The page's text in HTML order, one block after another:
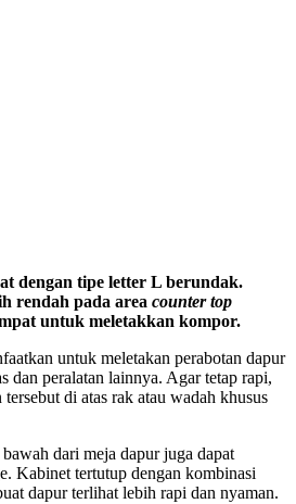
dengan tipe letter L berundak.
rendah pada area counter top
untuk meletakkan kompor.
untuk meletakan perabotan dapur
dan peralatan lainnya. Agar tetap rapi,
di atas rak atau wadah khusus
dari meja dapur juga dapat
Kabinet tertutup dengan kombinasi
dapur terlihat lebih rapi dan nyaman.